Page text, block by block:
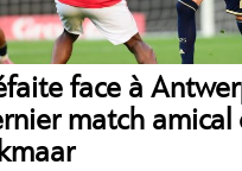
face à
match amical